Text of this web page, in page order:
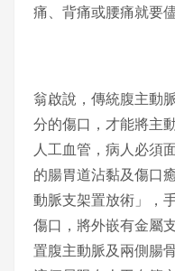
痛、背痛或腰痛就要
翁啟說，傳統腹主動
分的傷口，才能將主
人工血管，病人必須
的腸胃道沾黏及傷口
動脈支架置放術」，
傷口，將外嵌有金屬
置腹主動脈及兩側腸